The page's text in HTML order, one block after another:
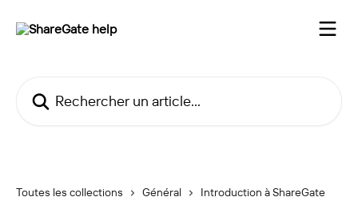
Toutes les collections Général
Introduction à ShareGate